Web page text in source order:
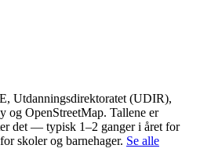
Utdanningsdirektoratet (UDIR),
OpenStreetMap. Tallene er
det — typisk 1–2 ganger i året for
skoler og barnehager. Se alle